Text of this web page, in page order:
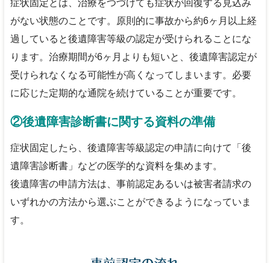
症状固定とは、治療をつづけても症状が回復する見込み
がない状態のことです。原則的に事故から約6ヶ月以上経
過していると後遺障害等級の認定が受けられることにな
ります。治療期間が6ヶ月よりも短いと、後遺障害認定が
受けられなくなる可能性が高くなってしまいます。必要
に応じた定期的な通院を続けていることが重要です。
②後遺障害診断書に関する資料の準備
症状固定したら、後遺障害等級認定の申請に向けて「後
遺障害診断書」などの医学的な資料を集めます。
後遺障害の申請方法は、事前認定あるいは被害者請求の
いずれかの方法から選ぶことができるようになっていま
す。